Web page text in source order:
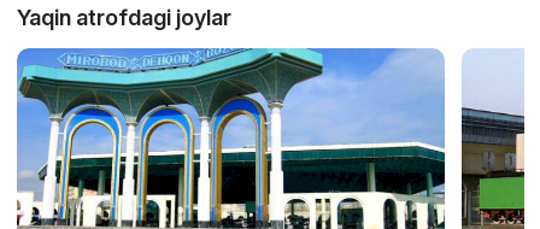
Yaqin atrofdagi joylar